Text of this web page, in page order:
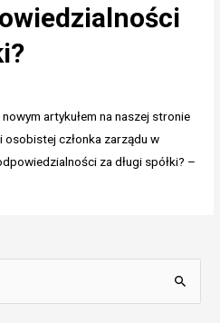
artykułem na naszej stronie
członka zarządu w
za długi spółki? –